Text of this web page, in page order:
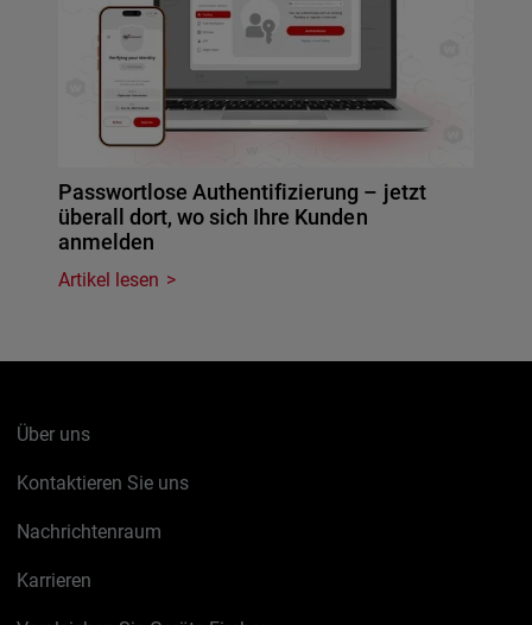
Passwortlose Authentifizierung – jetzt
überall dort, wo sich Ihre Kunden
anmelden
Artikel lesen
Über uns
Kontaktieren Sie uns
Nachrichtenraum
Karrieren